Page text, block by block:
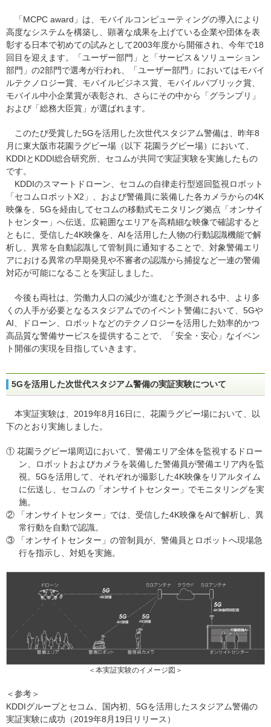
「MCPC award」は、モバイルコンピューティングの導入により
高度なシステムを構築し、顕著な成果を上げている企業や団体を表
彰する日本で初めての試みとして2003年度から開催され、今年で18
回目を迎えます。「ユーザー部門」と「サービス＆ソリューション
部門」の2部門で選考が行われ、「ユーザー部門」においてはモバイ
ルテクノロジー賞、モバイルビジネス賞、モバイルパブリック賞、
モバイル中小企業賞が表彰され、さらにその中から「グランプリ」
および「総務大臣賞」が選ばれます。
このたび受賞した5Gを活用した次世代スタジアム警備は、昨年8
月に東大阪市花園ラグビー場（以下 花園ラグビー場）において、
KDDIとKDDI総合研究所、セコムが共同で実証実験を実施したもの
です。
KDDIのスマートドローン、セコムの自律走行型巡回監視ロボット
「セコムロボットX2」、および警備員に装備した各カメラからの4K
映像を、5Gを経由してセコムの移動式モニタリング拠点「オンサイ
トセンター」へ伝送。広範囲なエリアを高精細な映像で確認すると
ともに、受信した4K映像を、AIを活用した人物の行動認識機能で解
析し、異常を自動認識して管制員に通知することで、対象警備エリ
アにおける異常の早期発見や不審者の認識から捕捉など一連の警備
対応が可能になることを実証しました。
今後も両社は、労働力人口の減少が進むと予測される中、より多
くの人手が必要となるスタジアムでのイベント警備において、5Gや
AI、ドローン、ロボットなどのテクノロジーを活用した効率的かつ
高品質な警備サービスを提供することで、「安全・安心」なイベン
ト開催の実現を目指していきます。
5Gを活用した次世代スタジアム警備の実証実験について
本実証実験は、2019年8月16日に、花園ラグビー場において、以
下のとおり実施しました。
① 花園ラグビー場周辺において、警備エリア全体を監視するドロー
ン、ロボットおよびカメラを装備した警備員が警備エリア内を監
視。5Gを活用して、それぞれが撮影した4K映像をリアルタイム
に伝送し、セコムの「オンサイトセンター」でモニタリングを実
施。
② 「オンサイトセンター」では、受信した4K映像をAIで解析し、異
常行動を自動で認識。
③ 「オンサイトセンター」の管制員が、警備員とロボットへ現場急
行を指示し、対処を実施。
＜本実証実験のイメージ図＞
＜参考＞
KDDIグループとセコム、国内初、5Gを活用したスタジアム警備の
実証実験に成功（2019年8月19日リリース）